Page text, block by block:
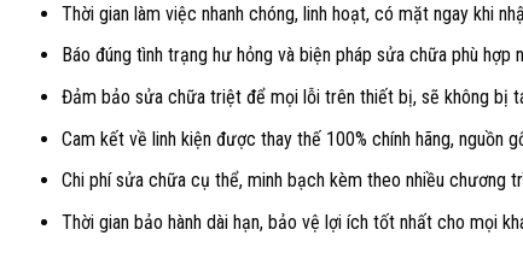
Thời gian làm việc nhanh chóng, linh hoạt, có mặt ngay khi
Báo đúng tình trạng hư hỏng và biện pháp sửa chữa phù hợp
Đảm bảo sửa chữa triệt để mọi lỗi trên thiết bị, sẽ không bị
Cam kết về linh kiện được thay thế 100% chính hãng, nguồn
Chi phí sửa chữa cụ thể, minh bạch kèm theo nhiều chương
Thời gian bảo hành dài hạn, bảo vệ lợi ích tốt nhất cho mọi